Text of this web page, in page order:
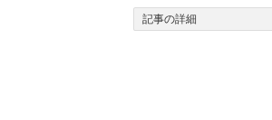
記事の詳細